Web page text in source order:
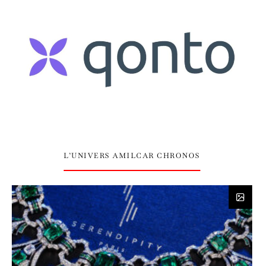
L’UNIVERS AMILCAR CHRONOS